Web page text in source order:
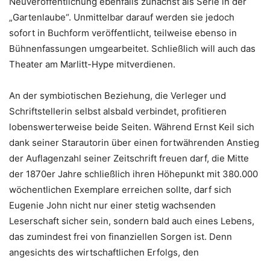
„Gartenlaube“. Unmittelbar darauf werden sie jedoch
sofort in Buchform veröffentlicht, teilweise ebenso in
Bühnenfassungen umgearbeitet. Schließlich will auch das
Theater am Marlitt-Hype mitverdienen.
An der symbiotischen Beziehung, die Verleger und
Schriftstellerin selbst alsbald verbindet, profitieren
lobenswerterweise beide Seiten. Während Ernst Keil sich
dank seiner Starautorin über einen fortwährenden Anstieg
der Auflagenzahl seiner Zeitschrift freuen darf, die Mitte
der 1870er Jahre schließlich ihren Höhepunkt mit 380.000
wöchentlichen Exemplare erreichen sollte, darf sich
Eugenie John nicht nur einer stetig wachsenden
Leserschaft sicher sein, sondern bald auch eines Lebens,
das zumindest frei von finanziellen Sorgen ist. Denn
angesichts des wirtschaftlichen Erfolgs, den